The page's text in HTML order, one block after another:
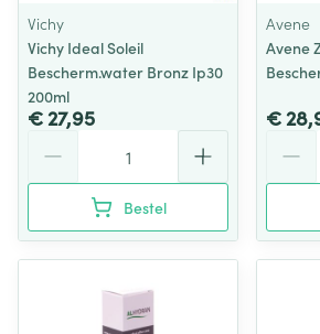
Vichy
Vichy Ideal Soleil
Bescherm.water Bronz Ip30
200ml
€ 27,95
Bestel
Avene
Avene
€